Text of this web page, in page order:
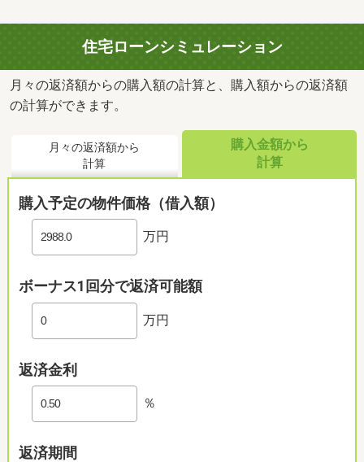
住宅ローンシミュレーション
月々の返済額からの購入額の計算と、購入額からの返済額
の計算ができます。
月々の返済額から
計算
購入金額から
計算
購入予定の物件価格（借入額）
万円
ボーナス1回分で返済可能額
万円
返済金利
％
返済期間